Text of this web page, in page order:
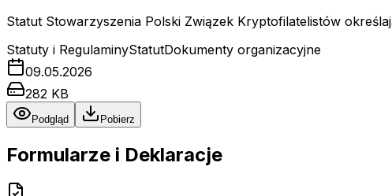
Statut Stowarzyszenia Polski Związek Kryptofilatelistów
Statuty i RegulaminyStatutDokumenty organizacyjne
09.05.2026
282 KB
Podgląd Pobierz
Formularze i Deklaracje